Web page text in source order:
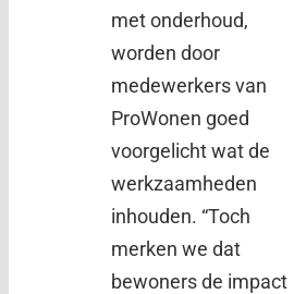
met onderhoud,
worden door
medewerkers van
ProWonen goed
voorgelicht wat de
werkzaamheden
inhouden. “Toch
merken we dat
bewoners de impact